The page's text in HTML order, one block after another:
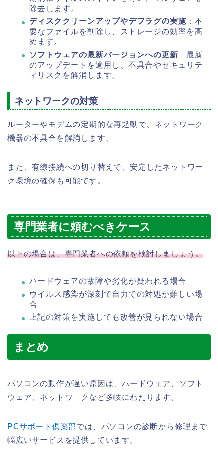
除去します。
ディスククリーンアップやデフラグの実施 ：不
要なファイルを削除し、ストレージの効率を高
めます。
ソフトウェアの最新バージョンへの更新 ：最新
のアップデートを適用し、不具合やセキュリテ
ィリスクを解消します。
ネットワークの対策
ルーターやモデムの定期的な再起動で、ネットワーク
機器の不具合を解消します。
また、有線接続への切り替えで、安定したネットワー
ク環境の確保も可能です。
専門業者に頼むべきケース
以下の場合は、専門業者への依頼を検討しましょう。
ハードウェアの故障や劣化が疑われる場合
ウイルス感染が深刻で自力での対処が難しい場
合
上記の対策を実施しても改善が見られない場合
まとめ
パソコンの動作が遅い原因は、ハードウェア、ソフト
ウェア、ネットワークなど多岐にわたります。
PCサポート倶楽部では、パソコンの診断から修理まで
幅広いサービスを提供しています。